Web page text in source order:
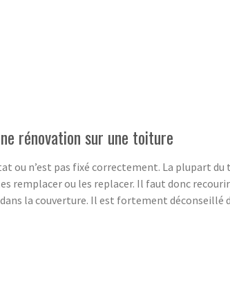
rénovation sur une toiture
ou n’est pas fixé correctement. La plupart
remplacer ou les replacer. Il faut donc
la couverture. Il est fortement déconseillé